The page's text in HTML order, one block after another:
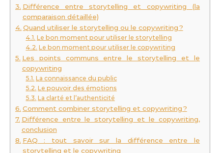
Différence entre storytelling et copywriting (la
comparaison détaillée)
Quand utiliser le storytelling ou le copywriting ?
Le bon moment pour utiliser le storytelling
Le bon moment pour utiliser le copywriting
Les points communs entre le storytelling et le
copywriting
La connaissance du public
Le pouvoir des émotions
La clarté et l’authenticité
Comment combiner storytelling et copywriting ?
Différence entre le storytelling et le copywriting,
conclusion
FAQ : tout savoir sur la différence entre le
storytelling et le copywriting